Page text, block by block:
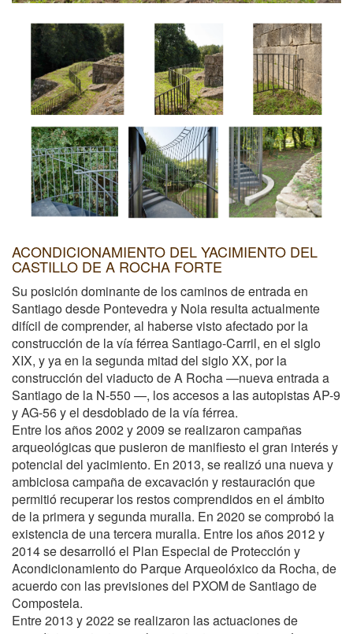
ACONDICIONAMIENTO DEL YACIMIENTO DEL
CASTILLO DE A ROCHA FORTE
Su posición dominante de los caminos de entrada en
Santiago desde Pontevedra y Noia resulta actualmente
difícil de comprender, al haberse visto afectado por la
construcción de la vía férrea Santiago-Carril, en el siglo
XIX, y ya en la segunda mitad del siglo XX, por la
construcción del viaducto de A Rocha —nueva entrada a
Santiago de la N-550 —, los accesos a las autopistas AP-9
y AG-56 y el desdoblado de la vía férrea.
Entre los años 2002 y 2009 se realizaron campañas
arqueológicas que pusieron de manifiesto el gran interés y
potencial del yacimiento. En 2013, se realizó una nueva y
ambiciosa campaña de excavación y restauración que
permitió recuperar los restos comprendidos en el ámbito
de la primera y segunda muralla. En 2020 se comprobó la
existencia de una tercera muralla. Entre los años 2012 y
2014 se desarrolló el Plan Especial de Protección y
Acondicionamiento do Parque Arqueolóxico da Rocha, de
acuerdo con las previsiones del PXOM de Santiago de
Compostela.
Entre 2013 y 2022 se realizaron las actuaciones de